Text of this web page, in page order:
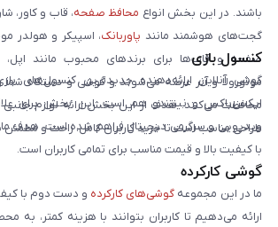
باشند. در این بخش انواع محافظ صفحه، قاب و کاور،
گجت‌های هوشمند مانند پاوربانک، اسپیکر و هولدر
صفحه و قاب‌ها برای برندهای محبوب مانند اپل،
موتورولا و آنر عرضه می‌شوند و گوشی و دستگاه
محافظت می‌کنند. هدف از این بخش ارائه لوازم جانبی
طراحی مناسب است تا خرید کاربران کامل، راحت و مطمئن
کنسول بازی
گوشی آنلاین ارائه‌دهنده جدیدترین کنسول‌های
ایکس‌باکس و نینتندو هم است. این بخش برای
ویدیویی و سرگرمی دیجیتال فراهم شده است. هدف ما
با کیفیت بالا و قیمت مناسب برای تمامی کاربران است.
گوشی کارکرده
ما در این مجموعه گوشی‌های کارکرده و دست دوم با
ارائه می‌دهیم تا کاربران بتوانند با هزینه کمتر، به